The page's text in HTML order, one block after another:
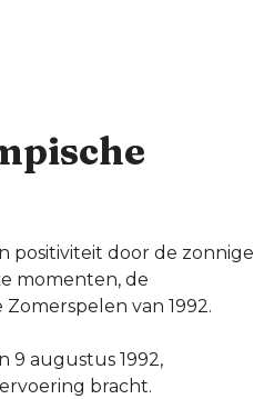
positiviteit door de zonnige
momenten, de
van 1992.
9 augustus 1992,
bracht.